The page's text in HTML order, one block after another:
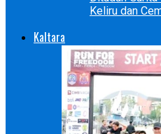
Keliru dan
Kaltara